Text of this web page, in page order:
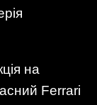
на
Ferrari